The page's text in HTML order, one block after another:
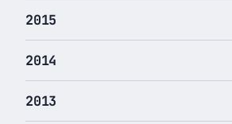
2015
2014
2013